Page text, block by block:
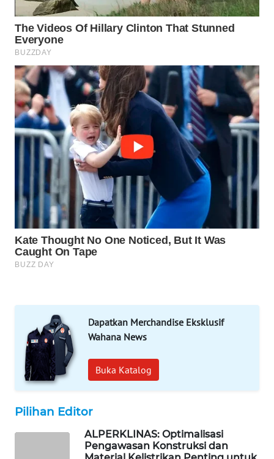
Dapatkan Merchandise Eksklusif
Wahana News
Buka Katalog
Pilihan Editor
ALPERKLINAS: Optimalisasi
Pengawasan Konstruksi dan
WAHANA
TV
WAHANANEWS
ID
WAHANANEWS
CO ID
WAHANANEWS
NET
WAHANA
SPORT
WAHANA
UMKM
WAHANA
PERSONA
WAHANA
OTOMOTIF
HEALTH